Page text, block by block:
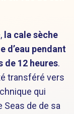
la cale sèche
d’eau pendant
de 12 heures.
transféré vers
qui
Seas de de sa